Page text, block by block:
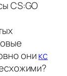
CS:GO
оникс